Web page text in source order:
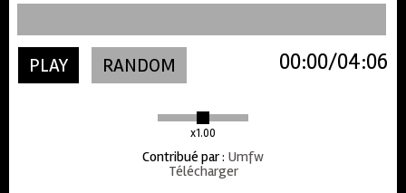
PLAY RANDOM
x1.00
04:06
00:00
Contribué par: Umfw
Télécharger